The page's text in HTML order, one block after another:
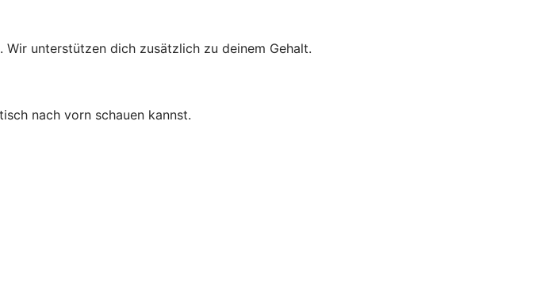
Wir unterstützen dich zusätzlich zu deinem Gehalt.
nach vorn schauen kannst.